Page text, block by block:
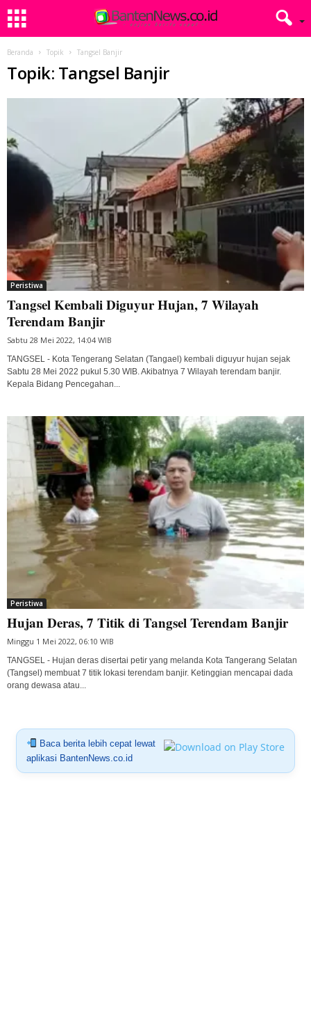
Beranda Topik Tangsel Banjir
Topik: Tangsel Banjir
Peristiwa
Tangsel Kembali Diguyur Hujan, 7 Wilayah
Terendam Banjir
Sabtu 28 Mei 2022, 14:04 WIB
TANGSEL - Kota Tengerang Selatan (Tangael) kembali diguyur hujan sejak
Sabtu 28 Mei 2022 pukul 5.30 WIB. Akibatnya 7 Wilayah terendam banjir.
Kepala Bidang Pencegahan...
Peristiwa
Hujan Deras, 7 Titik di Tangsel Terendam Banjir
Minggu 1 Mei 2022, 06:10 WIB
TANGSEL - Hujan deras disertai petir yang melanda Kota Tangerang Selatan
(Tangsel) membuat 7 titik lokasi terendam banjir. Ketinggian mencapai dada
orang dewasa atau...
Baca berita lebih cepat lewat
aplikasi BantenNews.co.id